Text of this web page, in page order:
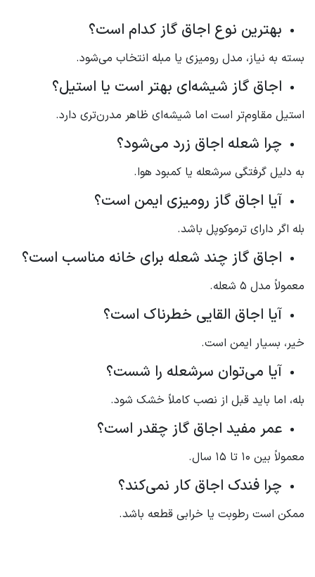
بهترین نوع اجاق گاز کدام است؟
بسته به نیاز، مدل رومیزی یا مبله انتخاب می‌شود.
اجاق گاز شیشه‌ای بهتر است یا استیل؟
استیل مقاوم‌تر است اما شیشه‌ای ظاهر مدرن‌تری دارد.
چرا شعله اجاق زرد می‌شود؟
به دلیل گرفتگی سرشعله یا کمبود هوا.
آیا اجاق گاز رومیزی ایمن است؟
بله اگر دارای ترموکوپل باشد.
اجاق گاز چند شعله برای خانه مناسب است؟
معمولاً مدل 5 شعله.
آیا اجاق القایی خطرناک است؟
خیر، بسیار ایمن است.
آیا می‌توان سرشعله را شست؟
بله، اما باید قبل از نصب کاملاً خشک شود.
عمر مفید اجاق گاز چقدر است؟
معمولاً بین 10 تا 15 سال.
چرا فندک اجاق کار نمی‌کند؟
ممکن است رطوبت یا خرابی قطعه باشد.